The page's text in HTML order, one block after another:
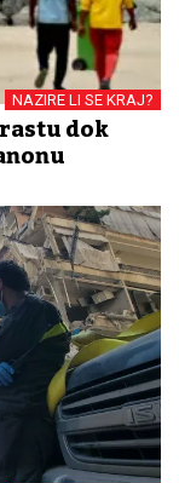
NAZIRE LI SE KRAJ?
dok